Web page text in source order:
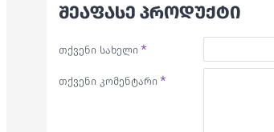
ᲨᲔᲐᲤᲐᲡᲔ ᲞᲠᲝᲓᲣᲥᲢᲘ
თქვენი სახელი
თქვენი კომენტარი